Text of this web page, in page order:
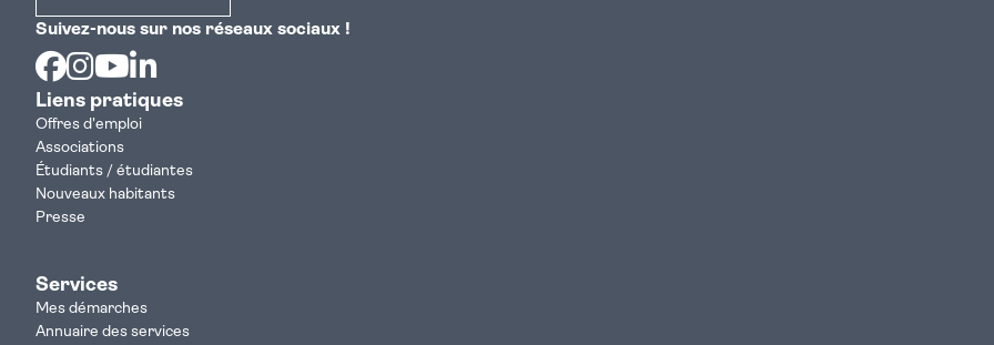
Suivez-nous sur nos réseaux sociaux !
Facebook
Instagram
Youtube
Liens pratiques
Offres d'emploi
Associations
Étudiants / étudiantes
Nouveaux habitants
Presse
Services
Mes démarches
Annuaire des services